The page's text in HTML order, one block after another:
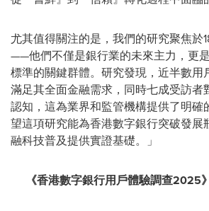
尤其值得關注的是，我們的研究聚焦於
——他們不僅是銀行業的未來主力，更
標準的關鍵群體。研究發現，近半數用
滿足其全面金融需求，同時七成受訪者
認知，這為業界和監管機構提供了明確
望這項研究能為香港數字銀行突破發展
融科技普及提供實證基礎。」
《香港數字銀行用戶體驗調查2025